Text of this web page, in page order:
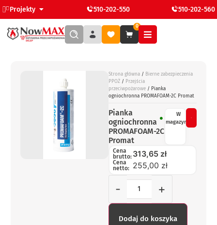
Projekty 510-202-550 510-202-560
0
Strona główna / Bierne zabezpieczenia
PPOŻ / Przejścia
przeciwpożarowe / Pianka
ogniochronna PROMAFOAM-2C Promat
Pianka
ogniochronna
PROMAFOAM-2C
Promat
W
magazynie
Cena
brutto: 313,65 zł
Cena
netto: 255,00 zł
- +
Dodaj do koszyka